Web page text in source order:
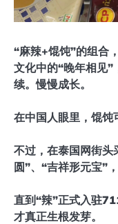
“麻辣+馄饨”的组合
文化中的“晚年相见
续。慢慢成长。
在中国人眼里，馄饨
不过，在泰国网街头
圆”、“吉祥形元宝”
直到“辣”正式入驻
才真正生根发芽。